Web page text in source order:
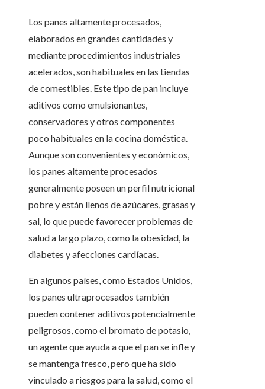
Los panes altamente procesados,
elaborados en grandes cantidades y
mediante procedimientos industriales
acelerados, son habituales en las tiendas
de comestibles. Este tipo de pan incluye
aditivos como emulsionantes,
conservadores y otros componentes
poco habituales en la cocina doméstica.
Aunque son convenientes y económicos,
los panes altamente procesados
generalmente poseen un perfil nutricional
pobre y están llenos de azúcares, grasas y
sal, lo que puede favorecer problemas de
salud a largo plazo, como la obesidad, la
diabetes y afecciones cardíacas.
En algunos países, como Estados Unidos,
los panes ultraprocesados también
pueden contener aditivos potencialmente
peligrosos, como el bromato de potasio,
un agente que ayuda a que el pan se infle y
se mantenga fresco, pero que ha sido
vinculado a riesgos para la salud, como el